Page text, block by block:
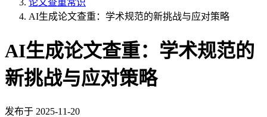
论文查重常识
AI生成论文查重：学术规范的新挑战与应对策略
AI生成论文查重：学术规范的
新挑战与应对策略
发布于 2025-11-20